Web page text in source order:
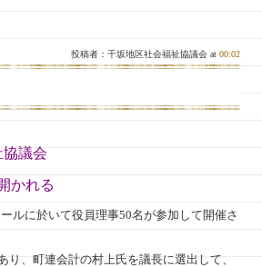
投稿者：千坂地区社会福祉協議会 at00:02
議会
かれる
ルに於いて役員理事50名が参加して開催さ
、町連会計の村上氏を議長に選出して、